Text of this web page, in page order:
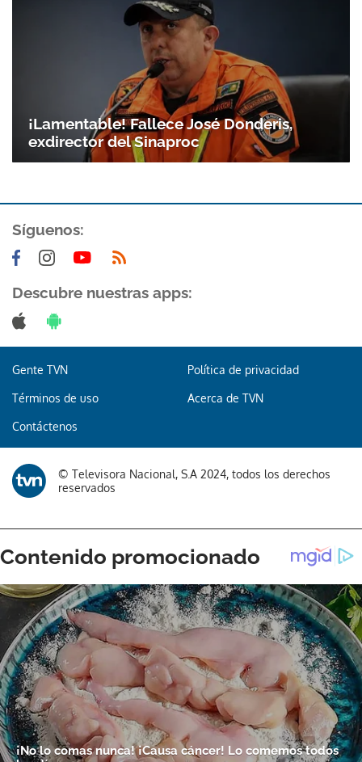
¡Lamentable! Fallece José Donderis,
exdirector del Sinaproc
Síguenos:
Descubre nuestras apps:
Gente TVN Política de privacidad
Términos de uso Acerca de TVN
Contáctenos
© Televisora Nacional, S.A 2024, todos los derechos
reservados